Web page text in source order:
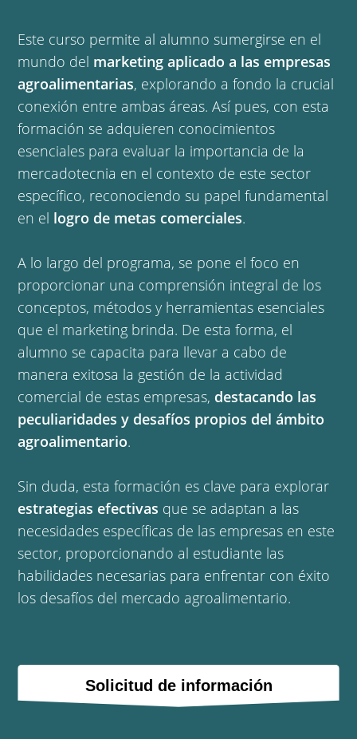
Este curso permite al alumno sumergirse en el
mundo del marketing aplicado a las empresas
agroalimentarias, explorando a fondo la crucial
conexión entre ambas áreas. Así pues, con esta
formación se adquieren conocimientos
esenciales para evaluar la importancia de la
mercadotecnia en el contexto de este sector
específico, reconociendo su papel fundamental
en el logro de metas comerciales.
A lo largo del programa, se pone el foco en
proporcionar una comprensión integral de los
conceptos, métodos y herramientas esenciales
que el marketing brinda. De esta forma, el
alumno se capacita para llevar a cabo de
manera exitosa la gestión de la actividad
comercial de estas empresas, destacando las
peculiaridades y desafíos propios del ámbito
agroalimentario.
Sin duda, esta formación es clave para explorar
estrategias efectivas que se adaptan a las
necesidades específicas de las empresas en este
sector, proporcionando al estudiante las
habilidades necesarias para enfrentar con éxito
los desafíos del mercado agroalimentario.
Solicitud de información